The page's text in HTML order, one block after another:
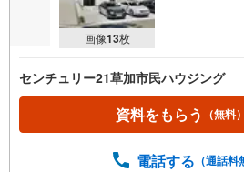
画像13枚
センチュリー21草加市民ハウジング
資料をもらう （無料）
電話する （通話料